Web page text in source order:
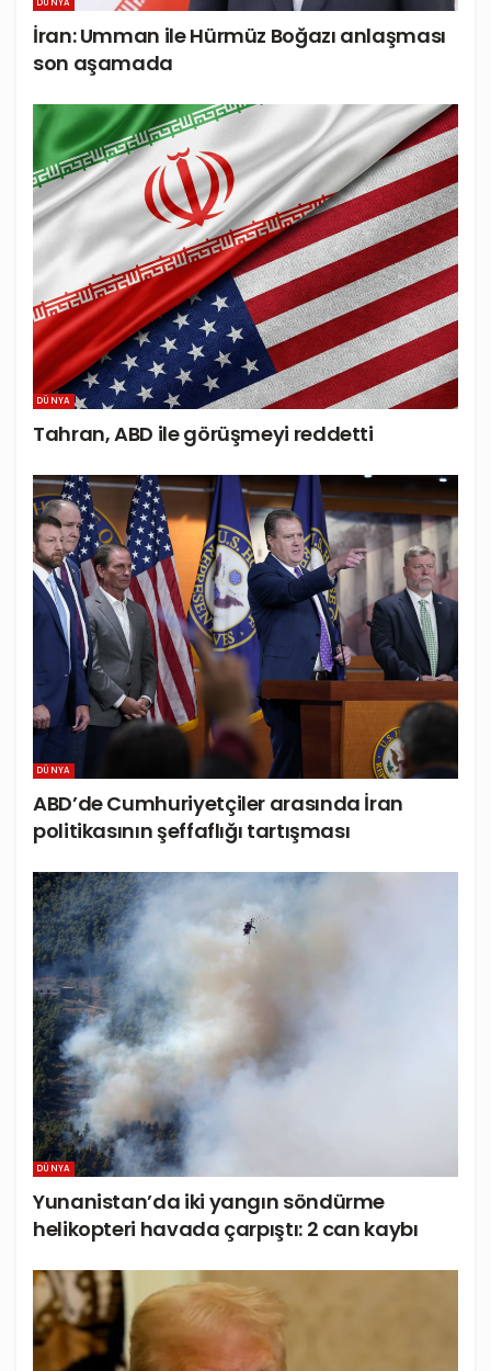
DÜNYA
İran: Umman ile Hürmüz Boğazı anlaşması
son aşamada
DÜNYA
Tahran, ABD ile görüşmeyi reddetti
DÜNYA
ABD’de Cumhuriyetçiler arasında İran
politikasının şeffaflığı tartışması
DÜNYA
Yunanistan’da iki yangın söndürme
helikopteri havada çarpıştı: 2 can kaybı